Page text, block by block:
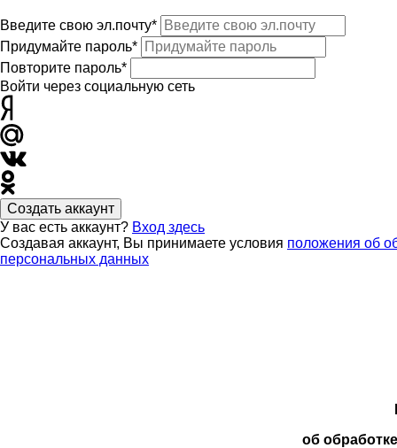
Введите свою эл.почту*
Придумайте пароль*
Повторите пароль*
Войти через социальную сеть
Создать аккаунт
У вас есть аккаунт? Вход здесь
Создавая аккаунт, Вы принимаете условия положения об
персональных данных
об